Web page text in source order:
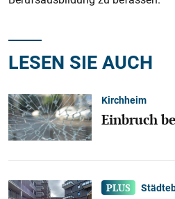
LESEN SIE AUCH
Kirchheim
Einbruch